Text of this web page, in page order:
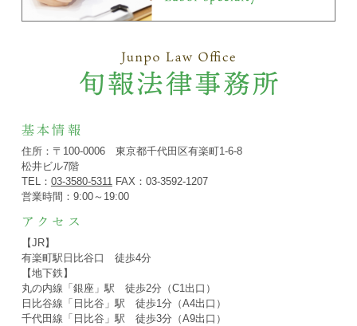
基本情報
住所：〒100-0006 東京都千代田区有楽町1-6-8
松井ビル7階
TEL： 03-3580-5311 FAX：03-3592-1207
営業時間：9:00～19:00
アクセス
【JR】
有楽町駅日比谷口 徒歩4分
【地下鉄】
丸の内線「銀座」駅 徒歩2分（C1出口）
日比谷線「日比谷」駅 徒歩1分（A4出口）
千代田線「日比谷」駅 徒歩3分（A9出口）